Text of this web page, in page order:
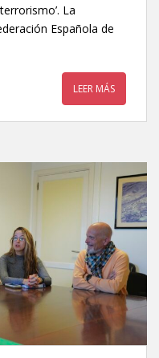
La
Española de
LEER MÁS